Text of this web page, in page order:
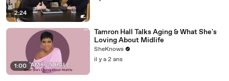
2:24
1:00
Tamron Hall Talks Aging & What She's
Loving About Midlife
SheKnows
il y a 2 ans